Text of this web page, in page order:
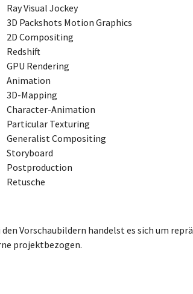
Ray Visual Jockey
3D Packshots Motion Graphics
2D Compositing
Redshift
GPU Rendering
Animation
3D-Mapping
Character-Animation
Particular Texturing
Generalist Compositing
Storyboard
Postproduction
Retusche
den Vorschaubildern handelst es sich um
projektbezogen.